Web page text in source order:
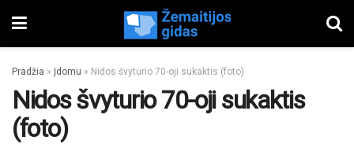
Pradžia » Įdomu » Nidos švyturio 70-oji sukaktis (foto)
Nidos švyturio 70-oji sukaktis
(foto)